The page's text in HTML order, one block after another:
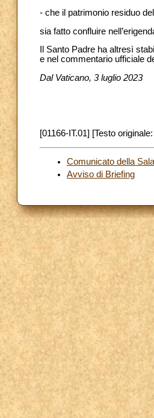
- che il patrimonio residuo
sia fatto confluire
Il Santo Padre ha altresì
e nel commentario ufficiale
Dal Vaticano, 3 luglio 2023
[01166-IT.01] [Testo
Comunicato della
Avviso di Briefing